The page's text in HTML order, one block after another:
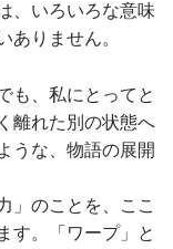
、いろいろな意味
ありません。
も、私にとってと
離れた別の状態へ
うな、物語の展開
」のことを、ここ
す。「ワープ」と